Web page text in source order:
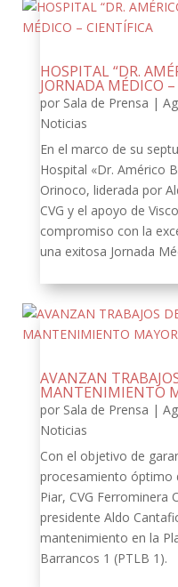
HOSPITAL “DR.
JORNADA MÉDICO
por Sala de Prensa |
Noticias
En el marco de su
Hospital «Dr. Américo
Orinoco, liderada por
CVG y el apoyo de
compromiso con la
una exitosa Jornada
AVANZAN
MANTENIMIENTO
por Sala de Prensa |
Noticias
Con el objetivo de
procesamiento óptimo
Piar, CVG Ferrominera
presidente Aldo
mantenimiento en la
Barrancos 1 (PTLB 1).